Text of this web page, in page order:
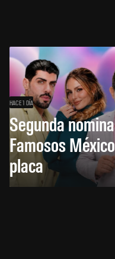
HACE 1 DÍA
Segunda
Famosos
placa